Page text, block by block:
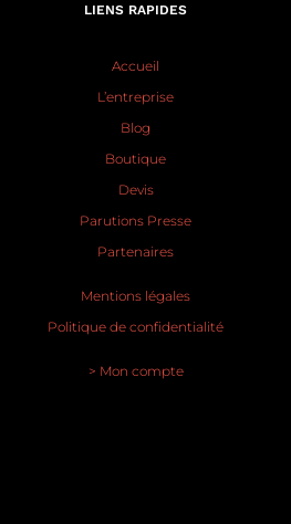
LIENS RAPIDES
Accueil
L’entreprise
Blog
Boutique
Devis
Parutions Presse
Partenaires
Mentions légales
Politique de confidentialité
> Mon compte